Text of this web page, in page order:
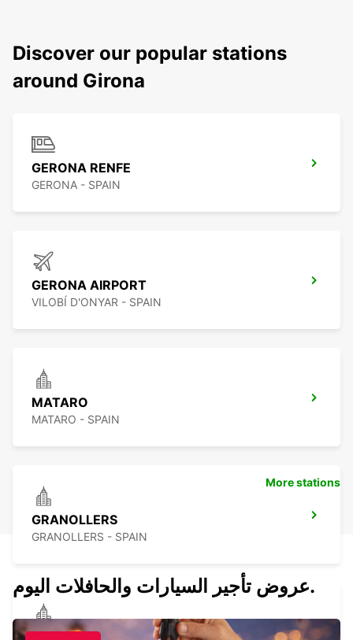
Discover our popular stations
around Girona
GERONA RENFE
GERONA - SPAIN
GERONA AIRPORT
VILOBÍ D'ONYAR - SPAIN
MATARO
MATARO - SPAIN
GRANOLLERS
GRANOLLERS - SPAIN
More stations
عروض تأجير السيارات والحافلات اليوم.